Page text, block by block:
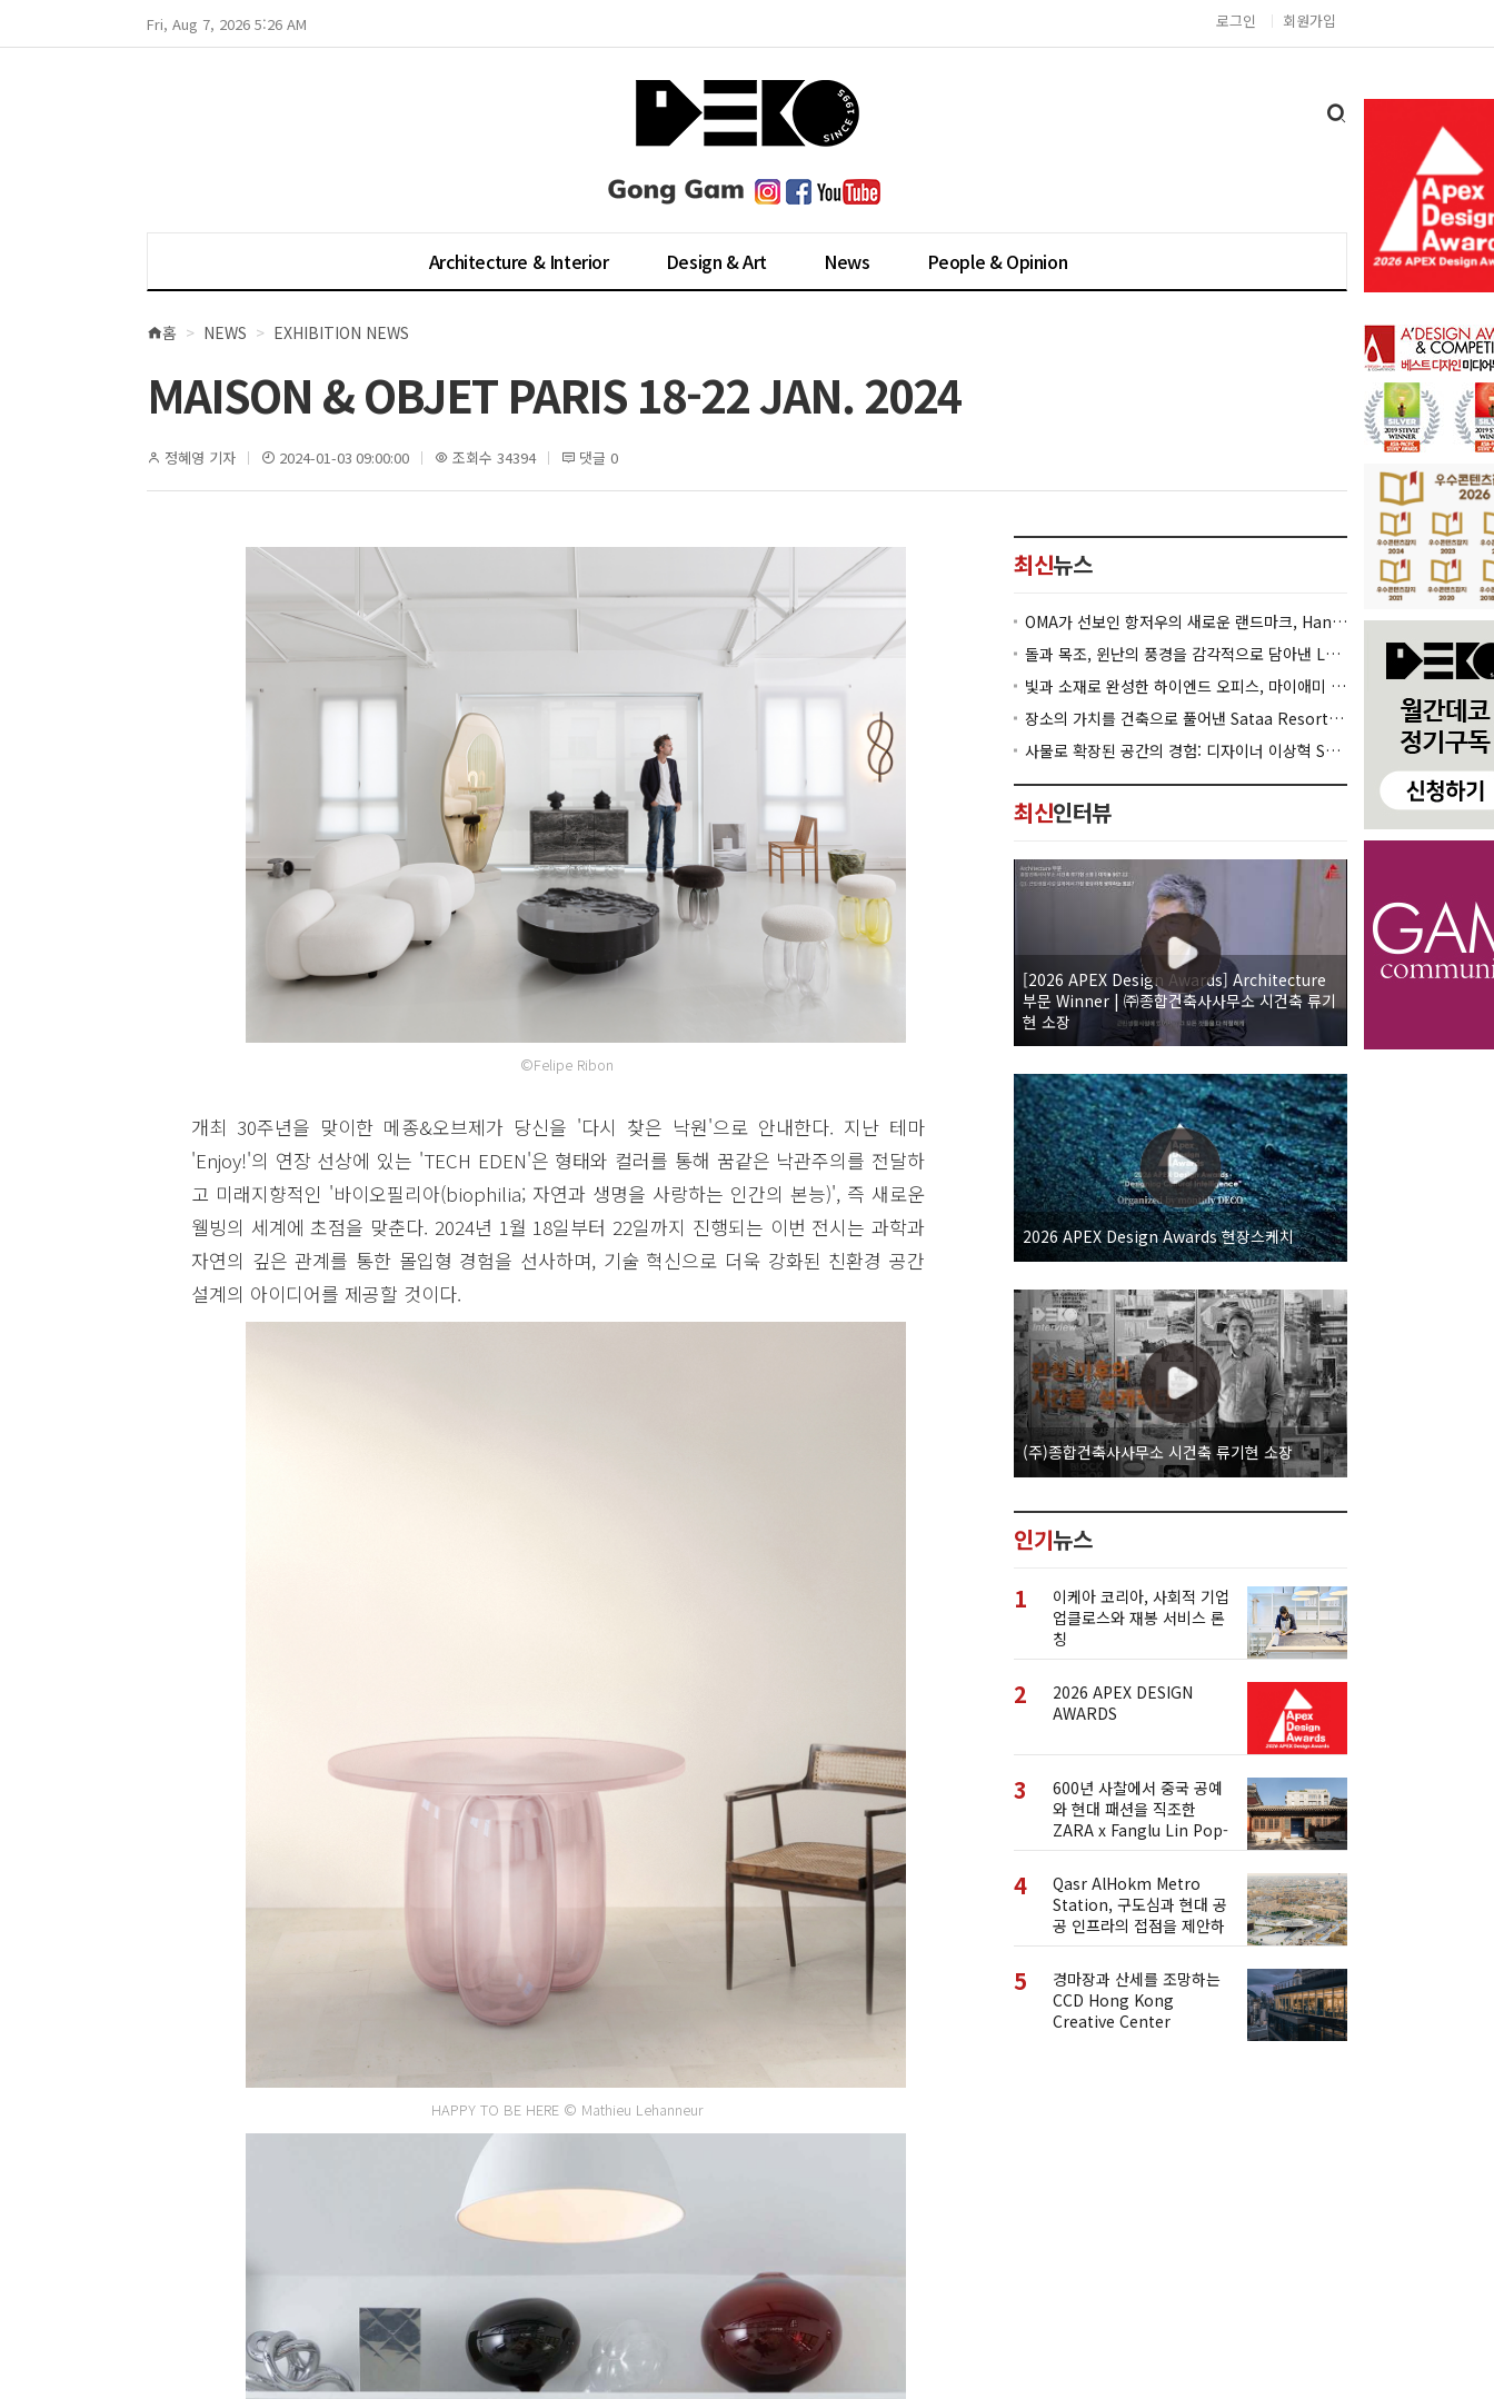
Fri, Aug 7, 2026 5:26 AM 로그인 회원가입
Architecture & Interior Design & Art News People & Opinion
현
위
치
홈 NEWS EXHIBITION NEWS
MAISON & OBJET PARIS 18-22 JAN. 2024
정혜영 기자 2024-01-03 09:00:00 조회수 34394 댓글 0
©Felipe Ribon
개최 30주년을 맞이한 메종&오브제가 당신을 '다시 찾은 낙원'으로 안내한다. 지난 테마
'Enjoy!'의 연장 선상에 있는 'TECH EDEN'은 형태와 컬러를 통해 꿈같은 낙관주의를 전달하
고 미래지향적인 '바이오필리아(biophilia; 자연과 생명을 사랑하는 인간의 본능)', 즉 새로운
웰빙의 세계에 초점을 맞춘다. 2024년 1월 18일부터 22일까지 진행되는 이번 전시는 과학과
자연의 깊은 관계를 통한 몰입형 경험을 선사하며, 기술 혁신으로 더욱 강화된 친환경 공간
설계의 아이디어를 제공할 것이다.
HAPPY TO BE HERE © Mathieu Lehanneur
최신뉴스
OMA가 선보인 항저우의 새로운 랜드마크, Hangzhou Prism
돌과 목조, 윈난의 풍경을 감각적으로 담아낸 Lan Bistro Yunnan Restaurant
빛과 소재로 완성한 하이엔드 오피스, 마이애미 830 Brickell
장소의 가치를 건축으로 풀어낸 Sataa Resort Nan
사물로 확장된 공간의 경험: 디자이너 이상혁 SANGHYEOK LEE
최신인터뷰
[2026 APEX Design Awards] Architecture
부문 Winner | ㈜종합건축사사무소 시건축 류기
현 소장
2026 APEX Design Awards 현장스케치
(주)종합건축사사무소 시건축 류기현 소장
인기뉴스
1
이케아 코리아, 사회적 기업
업클로스와 재봉 서비스 론
칭
2
2026 APEX DESIGN
AWARDS
3
600년 사찰에서 중국 공예
와 현대 패션을 직조한
ZARA x Fanglu Lin Pop-
Up
4
Qasr AlHokm Metro
Station, 구도심과 현대 공
공 인프라의 접점을 제안하
다
5
경마장과 산세를 조망하는
CCD Hong Kong
Creative Center